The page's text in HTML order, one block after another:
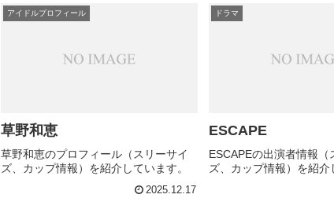
アイドルプロフィール
草野和恵
草野和恵のプロフィール（スリーサイ
ズ、カップ情報）を紹介しています。
2025.12.17
ドラマ
ESCAPE
ESCAPEの出演者情報（
ズ、カップ情報）を紹介